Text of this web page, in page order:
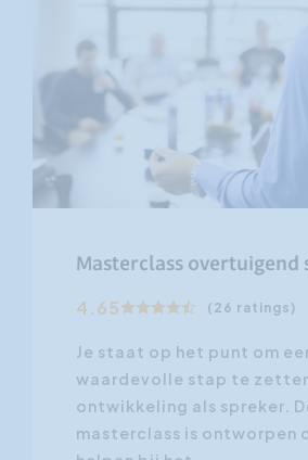
Masterclass overtuigend
4.65 (26 ratings)
Je staat op het punt om
waardevolle stap te
ontwikkeling als spreker.
masterclass is ontworpen